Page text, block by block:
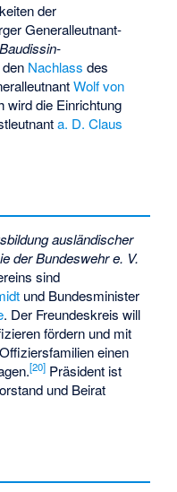
der
Generalleutnant-
Baudissin-
Nachlass des
Wolf von
wird die Einrichtung
a. D. Claus
ausländischer
der Bundeswehr e. V.
sind
und Bundesminister
. Der Freundeskreis will
fördern und mit
einen
[20] Präsident ist
und Beirat